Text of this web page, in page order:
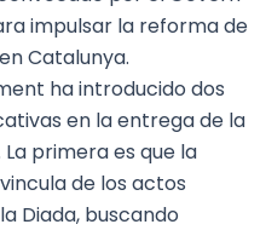
impulsar la reforma de
Catalunya.
ha introducido dos
en la entrega de la
primera es que la
de los actos
Diada, buscando